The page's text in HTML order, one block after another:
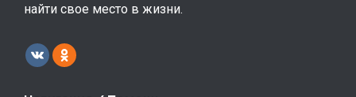
найти свое место в жизни.